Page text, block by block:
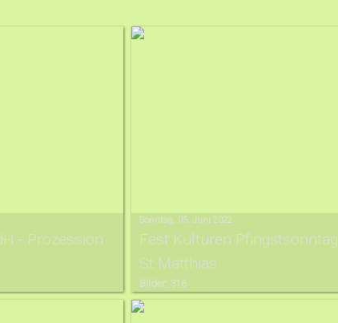
- Prozession
Sonntag, 05. Juni 2022
Fest Kulturen Pfingstsonntag
St.Matthias
Bilder: 316